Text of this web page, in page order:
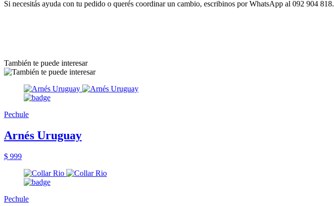
Si necesitás ayuda con tu pedido o querés coordinar un cambio, escribinos por WhatsApp al 092 904 818.
También te puede interesar
Pechule
Arnés Uruguay
$ 999
Pechule